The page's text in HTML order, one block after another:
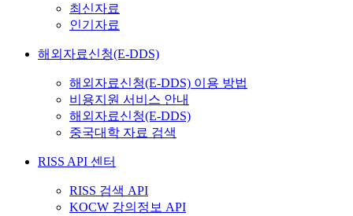
최신자료
인기자료
해외자료신청(E-DDS)
해외자료신청(E-DDS) 이용 방법
비용지원 서비스 안내
해외자료신청(E-DDS)
중국대학 자료 검색
RISS API 센터
RISS 검색 API
KOCW 강의정보 API